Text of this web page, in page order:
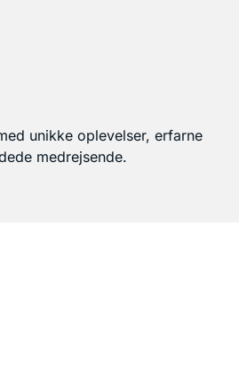
unikke oplevelser, erfarne
medrejsende.